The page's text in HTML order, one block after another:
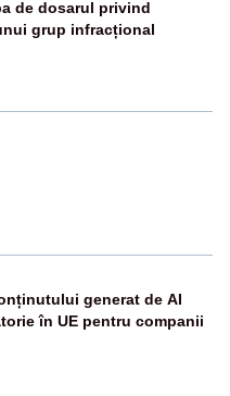
de dosarul privind
grup infracțional
generat de AI
în UE pentru companii